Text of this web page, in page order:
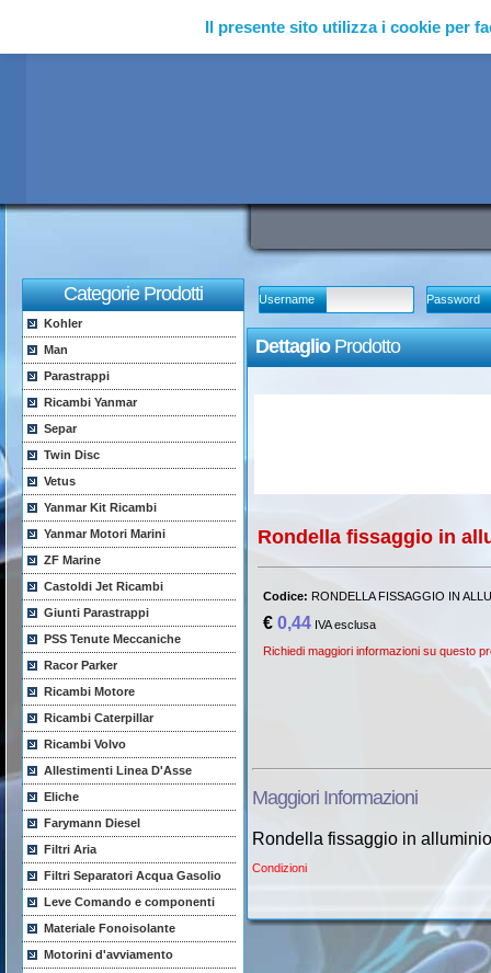
Il presente sito utilizza i cookie per
Categorie Prodotti
Kohler
Man
Parastrappi
Ricambi Yanmar
Separ
Twin Disc
Vetus
Yanmar Kit Ricambi
Yanmar Motori Marini
ZF Marine
Castoldi Jet Ricambi
Giunti Parastrappi
PSS Tenute Meccaniche
Racor Parker
Ricambi Motore
Ricambi Caterpillar
Ricambi Volvo
Allestimenti Linea D'Asse
Eliche
Farymann Diesel
Filtri Aria
Filtri Separatori Acqua Gasolio
Leve Comando e componenti
Materiale Fonoisolante
Motorini d'avviamento
Username Password
DettaglioProdotto
Rondella fissaggio in
Codice: RONDELLA FISSAGGIO IN
€ 0,44IVA esclusa
Richiedi maggiori informazioni su questo
Maggiori Informazioni
Rondella fissaggio in
Condizioni